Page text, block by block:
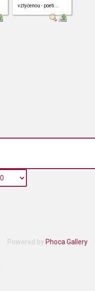
vztyčenou - poeti...
Powered by Phoca Gallery